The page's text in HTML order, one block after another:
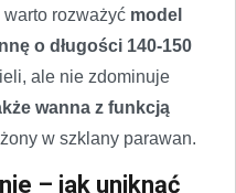
rozważyć model
o długości 140-150
ale nie zdominuje
wanna z funkcją
w szklany parawan.
– jak uniknąć